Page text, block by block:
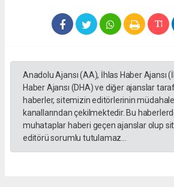
Anadolu Ajansı (AA), İhlas Haber Ajansı
Haber Ajansı (DHA) ve diğer ajanslar
haberler, sitemizin editörlerinin
kanallarından çekilmektedir. Bu
muhataplar haberi geçen ajanslar olup
editörü sorumlu tutulamaz...